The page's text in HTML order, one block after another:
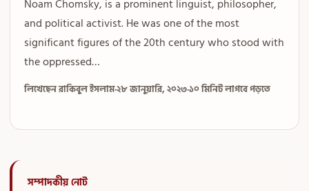
Noam Chomsky, is a prominent linguist, philosopher,
and political activist. He was one of the most
significant figures of the 20th century who stood with
the oppressed…
লিখেছেন রাকিবুল ইসলাম·২৮ জানুয়ারি, ২০২৩·১০ মিনিট লাগবে পড়তে
সম্পাদকীয় নোট